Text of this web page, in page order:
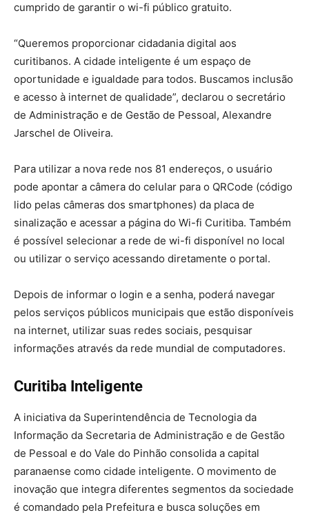
cumprido de garantir o wi-fi público gratuito.
“Queremos proporcionar cidadania digital aos
curitibanos. A cidade inteligente é um espaço de
oportunidade e igualdade para todos. Buscamos inclusão
e acesso à internet de qualidade”, declarou o secretário
de Administração e de Gestão de Pessoal, Alexandre
Jarschel de Oliveira.
Para utilizar a nova rede nos 81 endereços, o usuário
pode apontar a câmera do celular para o QRCode (código
lido pelas câmeras dos smartphones) da placa de
sinalização e acessar a página do Wi-fi Curitiba. Também
é possível selecionar a rede de wi-fi disponível no local
ou utilizar o serviço acessando diretamente o portal.
Depois de informar o login e a senha, poderá navegar
pelos serviços públicos municipais que estão disponíveis
na internet, utilizar suas redes sociais, pesquisar
informações através da rede mundial de computadores.
Curitiba Inteligente
A iniciativa da Superintendência de Tecnologia da
Informação da Secretaria de Administração e de Gestão
de Pessoal e do Vale do Pinhão consolida a capital
paranaense como cidade inteligente. O movimento de
inovação que integra diferentes segmentos da sociedade
é comandado pela Prefeitura e busca soluções em